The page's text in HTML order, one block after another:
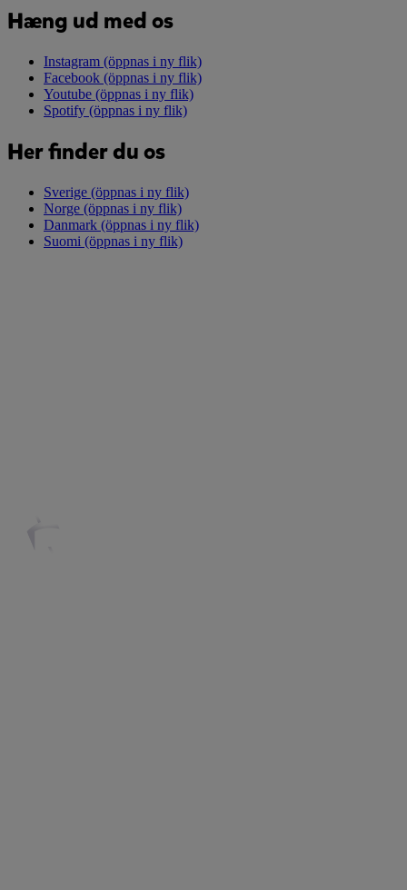
Hæng ud med os
Instagram (öppnas i ny flik)
Facebook (öppnas i ny flik)
Youtube (öppnas i ny flik)
Spotify (öppnas i ny flik)
Her finder du os
Sverige (öppnas i ny flik)
Norge (öppnas i ny flik)
Danmark (öppnas i ny flik)
Suomi (öppnas i ny flik)